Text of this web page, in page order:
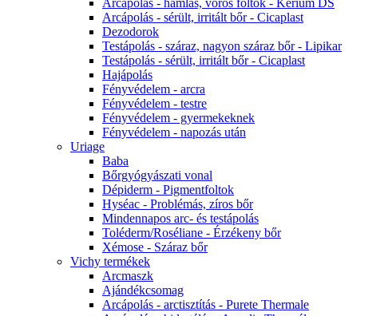
Arcápolás - hámlás, vörös foltok - Kerium DS
Arcápolás - sérült, irritált bőr - Cicaplast
Dezodorok
Testápolás - száraz, nagyon száraz bőr - Lipikar
Testápolás - sérült, irritált bőr - Cicaplast
Hajápolás
Fényvédelem - arcra
Fényvédelem - testre
Fényvédelem - gyermekeknek
Fényvédelem - napozás után
Uriage
Baba
Bőrgyógyászati vonal
Dépiderm - Pigmentfoltok
Hyséac - Problémás, zíros bőr
Mindennapos arc- és testápolás
Toléderm/Roséliane - Érzékeny bőr
Xémose - Száraz bőr
Vichy termékek
Arcmaszk
Ajándékcsomag
Arcápolás - arctisztítás - Purete Thermale